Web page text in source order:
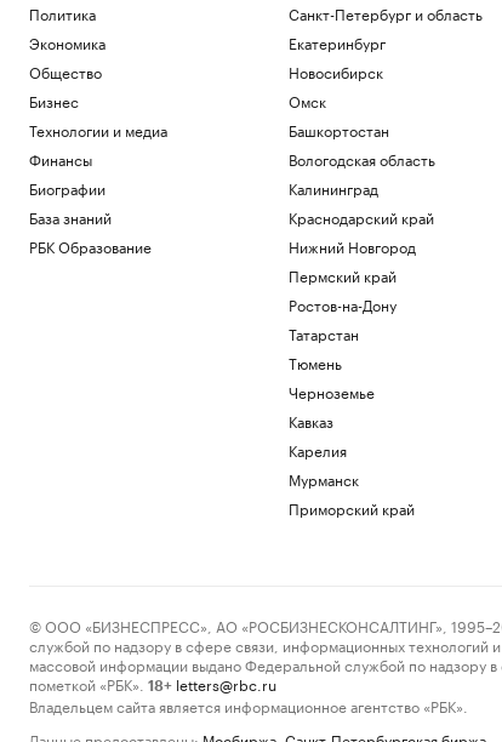
Политика
Экономика
Общество
Бизнес
Технологии и медиа
Финансы
Биографии
База знаний
РБК Образование
Санкт-Петербург и область
Екатеринбург
Новосибирск
Омск
Башкортостан
Вологодская область
Калининград
Краснодарский край
Нижний Новгород
Пермский край
Ростов-на-Дону
Татарстан
Тюмень
Черноземье
Кавказ
Карелия
Мурманск
Приморский край
© ООО «БИЗНЕСПРЕСС», АО «РОСБИЗНЕСКОНСАЛТИНГ»,
службой по надзору в сфере связи, информационных технологий
массовой информации выдано Федеральной службой по
пометкой «РБК».
18+ letters@rbc.ru
Владельцем сайта является информационное агентство «РБК».